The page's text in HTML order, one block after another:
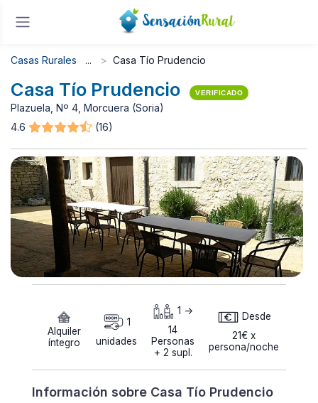
Casas Rurales Casa Tío Prudencio
Casa Tío Prudencio VERIFICADO
Plazuela, Nº 4, Morcuera (Soria)
4.6
(16)
Alquiler
íntegro
1
unidades
1 ->
14
Personas
+ 2 supl.
Desde
21€ x
persona/noche
Información sobre Casa Tío Prudencio